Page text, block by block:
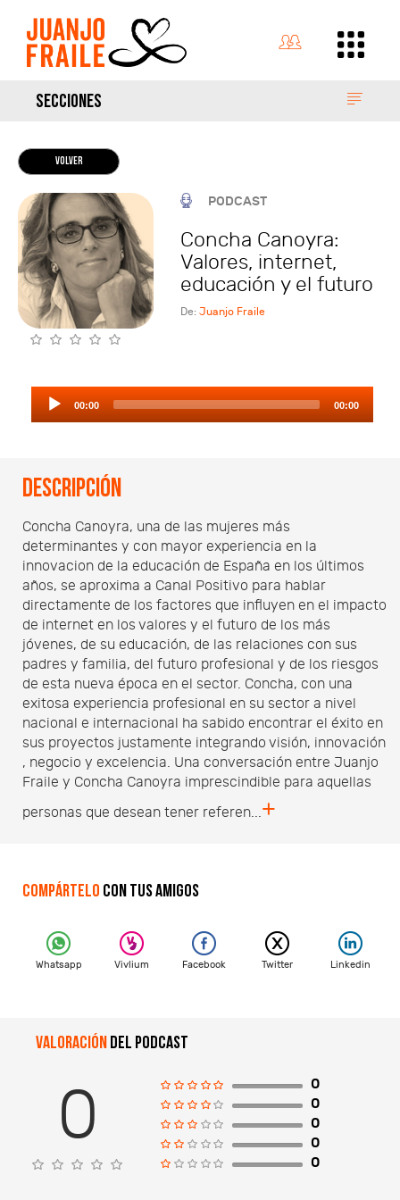
SECCIONES
VOLVER
PODCAST
Concha Canoyra:
Valores, internet,
educación y el futuro
De: Juanjo Fraile
Player
00:00 00:00
Descripción
Concha Canoyra, una de las mujeres más
determinantes y con mayor experiencia en la
innovacion de la educación de España en los últimos
años, se aproxima a Canal Positivo para hablar
directamente de los factores que influyen en el impacto
de internet en los valores y el futuro de los más
jóvenes, de su educación, de las relaciones con sus
padres y familia, del futuro profesional y de los riesgos
de esta nueva época en el sector. Concha, con una
exitosa experiencia profesional en su sector a nivel
nacional e internacional ha sabido encontrar el éxito en
sus proyectos justamente integrando visión, innovación
, negocio y excelencia. Una conversación entre Juanjo
Fraile y Concha Canoyra imprescindible para aquellas
personas que desean tener referen...+
Compártelo con tus amigos
Whatsapp Vivlium Facebook Twitter Linkedin
Valoración del podcast
0
0
0
0
0
0